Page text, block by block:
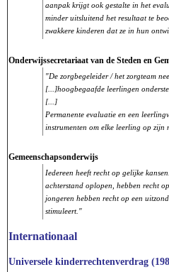
aanpak krijgt ook gestalte in het
minder uitsluitend het resultaat te
zwakkere kinderen dat ze in hun
Onderwijssecretariaat van de Steden en
"De zorgbegeleider / het zorgteam
[...]hoogbegaafde leerlingen
[...]
Permanente evaluatie en een
instrumenten om elke leerling op zijn
Gemeenschapsonderwijs
Iedereen heeft recht op gelijke
achterstand oplopen, hebben recht
jongeren hebben recht op een
stimuleert."
Internationaal
Universele kinderrechtenverdrag